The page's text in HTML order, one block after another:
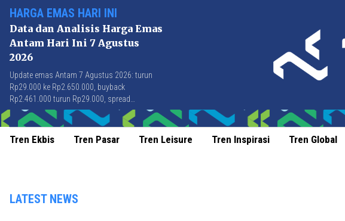
HARGA EMAS HARI INI
Data dan Analisis Harga Emas
Antam Hari Ini 7 Agustus
2026
Update emas Antam 7 Agustus 2026: turun
Rp29.000 ke Rp2.650.000, buyback
Rp2.461.000 turun Rp29.000, spread
Rp189.000 stabil di level terbaik sejak April
2026.
Tren Ekbis Tren Pasar Tren Leisure Tren Inspirasi Tren Global
LATEST NEWS